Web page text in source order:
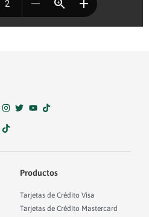
Productos
Tarjetas de Crédito Visa
Tarjetas de Crédito Mastercard